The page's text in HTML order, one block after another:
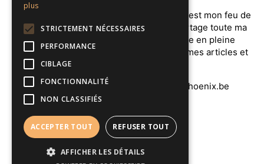
Salut l'ami ! Je m'appelle Julien et ce blog est mon feu de
camps permanent autour duquel je te partage toute ma
passion pour l’Aventure, le Trail et la vie en pleine
nature.Je t’invite à vagabonder à travers mes articles et
Contactez-nous:julien@sentiersduphoenix.be
SUIVEZ NOUS
plus
STRICTEMENT NÉCESSAIRES
PERFORMANCE
CIBLAGE
FONCTIONNALITÉ
NON CLASSIFIÉS
ACCEPTER TOUT REFUSER TOUT
AFFICHER LES DÉTAILS